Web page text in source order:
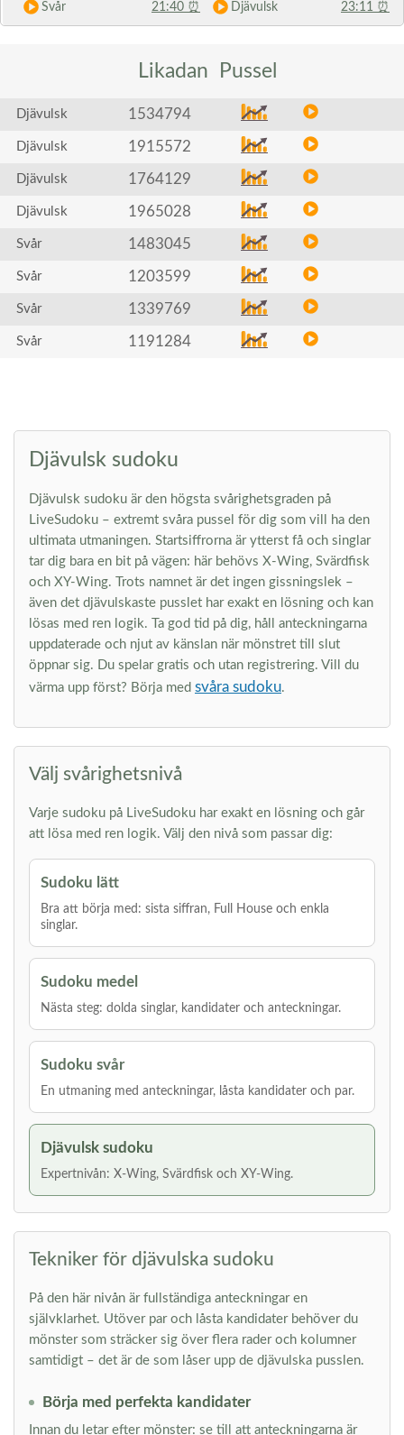
Svår 21:40 ⏰ Djävulsk 23:11 ⏰
Likadan Pussel
Djävulsk 1534794
Djävulsk 1915572
Djävulsk 1764129
Djävulsk 1965028
Svår 1483045
Svår 1203599
Svår 1339769
Svår 1191284
Djävulsk sudoku
Djävulsk sudoku är den högsta svårighetsgraden på
LiveSudoku – extremt svåra pussel för dig som vill ha den
ultimata utmaningen. Startsiffrorna är ytterst få och singlar
tar dig bara en bit på vägen: här behövs X-Wing, Svärdfisk
och XY-Wing. Trots namnet är det ingen gissningslek –
även det djävulskaste pusslet har exakt en lösning och kan
lösas med ren logik. Ta god tid på dig, håll anteckningarna
uppdaterade och njut av känslan när mönstret till slut
öppnar sig. Du spelar gratis och utan registrering. Vill du
värma upp först? Börja med svåra sudoku.
Välj svårighetsnivå
Varje sudoku på LiveSudoku har exakt en lösning och går
att lösa med ren logik. Välj den nivå som passar dig:
Sudoku lätt
Bra att börja med: sista siffran, Full House och enkla
singlar.
Sudoku medel
Nästa steg: dolda singlar, kandidater och anteckningar.
Sudoku svår
En utmaning med anteckningar, låsta kandidater och par.
Djävulsk sudoku
Expertnivån: X-Wing, Svärdfisk och XY-Wing.
Tekniker för djävulska sudoku
På den här nivån är fullständiga anteckningar en
självklarhet. Utöver par och låsta kandidater behöver du
mönster som sträcker sig över flera rader och kolumner
samtidigt – det är de som låser upp de djävulska pusslen.
Börja med perfekta kandidater
Innan du letar efter mönster: se till att anteckningarna är